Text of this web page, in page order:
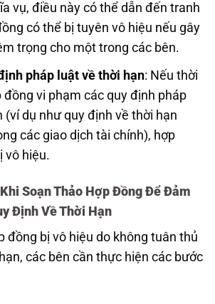
vụ, điều này có thể dẫn đến tranh
có thể bị tuyên vô hiệu nếu gây
trọng cho một trong các bên.
pháp luật về thời hạn: Nếu thời
đồng vi phạm các quy định pháp
(ví dụ như quy định về thời hạn
các giao dịch tài chính), hợp
vô hiệu.
Soạn Thảo Hợp Đồng Để Đảm
Định Về Thời Hạn
đồng bị vô hiệu do không tuân thủ
các bên cần thực hiện các bước